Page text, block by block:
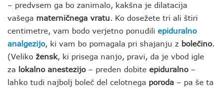
– predvsem ga bo zanimalo, kakšna je dilatacija
vašega materničnega vratu. Ko dosežete tri ali štiri
centimetre, vam bodo verjetno ponudili epiduralno
analgezijo, ki vam bo pomagala pri shajanju z bolečino.
(Veliko žensk, ki prisega nanjo, pravi, da je vbod igle
za lokalno anestezijo – preden dobite epiduralno –
lahko tudi najbolj boleč del celotnega poroda – pa še ta